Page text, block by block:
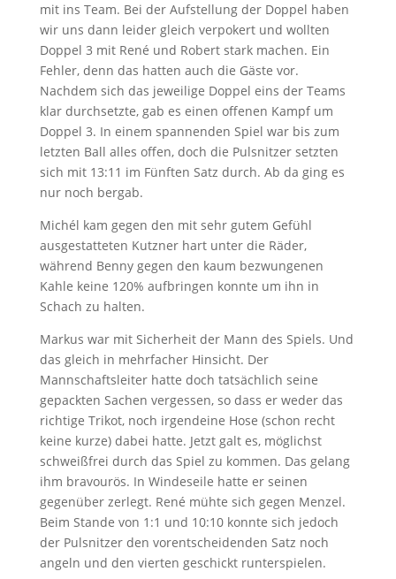
mit ins Team. Bei der Aufstellung der Doppel haben
wir uns dann leider gleich verpokert und wollten
Doppel 3 mit René und Robert stark machen. Ein
Fehler, denn das hatten auch die Gäste vor.
Nachdem sich das jeweilige Doppel eins der Teams
klar durchsetzte, gab es einen offenen Kampf um
Doppel 3. In einem spannenden Spiel war bis zum
letzten Ball alles offen, doch die Pulsnitzer setzten
sich mit 13:11 im Fünften Satz durch. Ab da ging es
nur noch bergab.
Michél kam gegen den mit sehr gutem Gefühl
ausgestatteten Kutzner hart unter die Räder,
während Benny gegen den kaum bezwungenen
Kahle keine 120% aufbringen konnte um ihn in
Schach zu halten.
Markus war mit Sicherheit der Mann des Spiels. Und
das gleich in mehrfacher Hinsicht. Der
Mannschaftsleiter hatte doch tatsächlich seine
gepackten Sachen vergessen, so dass er weder das
richtige Trikot, noch irgendeine Hose (schon recht
keine kurze) dabei hatte. Jetzt galt es, möglichst
schweißfrei durch das Spiel zu kommen. Das gelang
ihm bravourös. In Windeseile hatte er seinen
gegenüber zerlegt. René mühte sich gegen Menzel.
Beim Stande von 1:1 und 10:10 konnte sich jedoch
der Pulsnitzer den vorentscheidenden Satz noch
angeln und den vierten geschickt runterspielen.